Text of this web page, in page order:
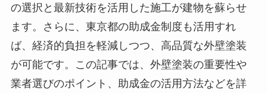
の選択と最新技術を活用した施工が建物を蘇らせ
ます。さらに、東京都の助成金制度も活用すれ
ば、経済的負担を軽減しつつ、高品質な外壁塗装
が可能です。この記事では、外壁塗装の重要性や
業者選びのポイント、助成金の活用方法などを詳